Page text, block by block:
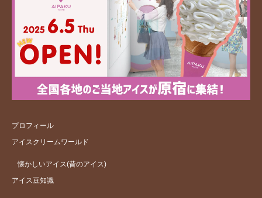
プロフィール
アイスクリームワールド
懐かしいアイス(昔のアイス)
アイス豆知識